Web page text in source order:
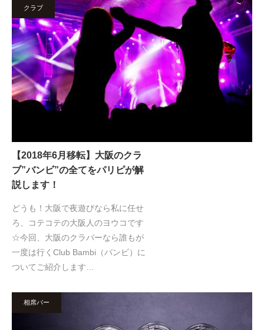
クラブ
【2018年6月移転】大阪のクラ
ブ”バンビ”の全てをパリピが解
説します！
どうも！大阪で夜遊びなら私に任せ
ろ、コテコテの大阪人のヨウコです
☆今回、大阪のクラバーなら誰もが
一度は行くClub Bambi（バンビ）に
ついてご紹介します…
相席バー